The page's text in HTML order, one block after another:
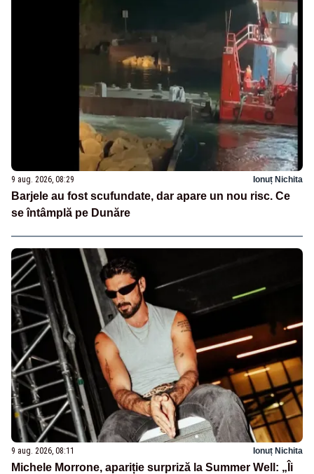
9 aug. 2026, 08:29 Ionuț Nichita
Barjele au fost scufundate, dar apare un nou risc. Ce
se întâmplă pe Dunăre
9 aug. 2026, 08:11 Ionuț Nichita
Michele Morrone, apariție surpriză la Summer Well: „Îi